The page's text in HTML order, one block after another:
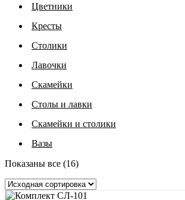
Цветники
Кресты
Столики
Лавочки
Скамейки
Столы и лавки
Скамейки и столики
Вазы
Показаны все (16)